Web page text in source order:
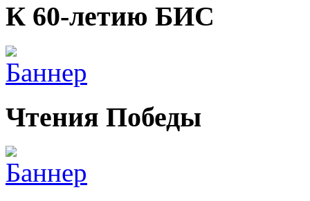
К 60-летию БИС
Чтения Победы